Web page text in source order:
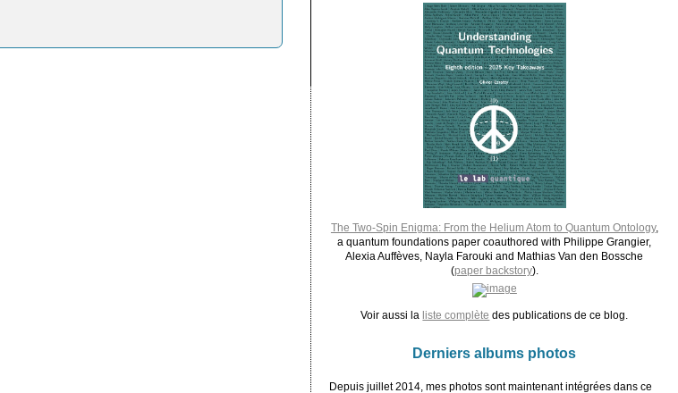
The Two-Spin Enigma: From the Helium Atom to Quantum Ontology,
a quantum foundations paper coauthored with Philippe Grangier,
Alexia Auffèves, Nayla Farouki and Mathias Van den Bossche
(paper backstory).
Voir aussi la liste complète des publications de ce blog.
Derniers albums photos
Depuis juillet 2014, mes photos sont maintenant intégrées dans ce